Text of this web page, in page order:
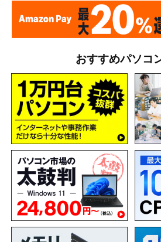
おすすめパソコ